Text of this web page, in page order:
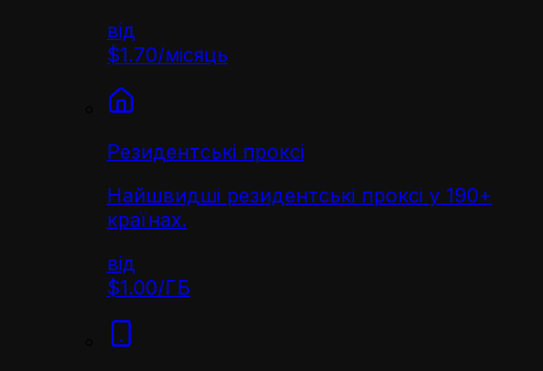
від
$1.70/місяць
Резидентські проксі
Найшвидші резидентські проксі у 190+
країнах.
від
$1.00/ГБ